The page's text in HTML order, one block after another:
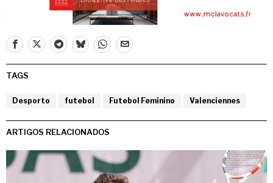
TAGS
Desporto futebol Futebol Feminino Valenciennes
ARTIGOS RELACIONADOS